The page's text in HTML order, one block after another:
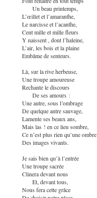
Un beau printemps,
L’œillet et l’amaranthe,
Le narcisse et l’acanthe,
Cent mille et mille fleurs
Y naissent , dont l’haleine,
L’air, les bois et la plaine
Embâme de senteurs.
Là, sur la rive herbeuse,
Une troupe amoureuse
Rechante le discours
De ses amours :
Une autre, sous l’ombrage
De quelque antre sauvage,
Lamente ses beaux ans,
Mais las ! en ce lieu sombre,
Ce n’est plus rien qu’une ombre
Des images vivants.
Je sais bien qu’à l’entrée
Une troupe sacrée
Clinera devant nous
Et, devant tous,
Nous fera cette grâce